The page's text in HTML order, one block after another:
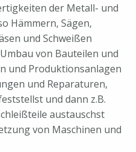
der Metall- und
Hämmern, Sägen,
und Schweißen
von Bauteilen und
und Produktionsanlagen
und Reparaturen,
und dann z.B.
austauschst
von Maschinen und